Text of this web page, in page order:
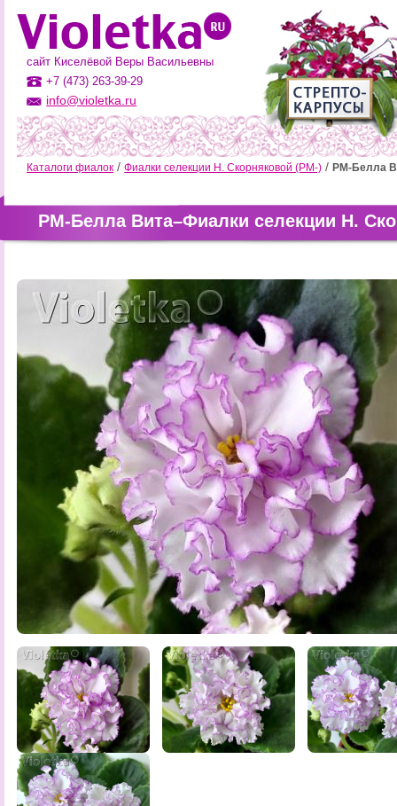
сайт Киселёвой Веры Васильевны
+7 (473) 263-39-29
info@violetka.ru
Каталоги фиалок Фиалки селекции Н. Скорняковой (РМ-) РМ-Белла
РМ-Белла Вита–Фиалки селекции Н.